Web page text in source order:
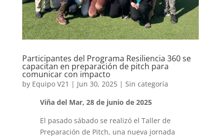
Participantes del Programa Resiliencia 360 se
capacitan en preparación de pitch para
comunicar con impacto
by Equipo V21 | Jun 30, 2025| Sin categoría
Viña del Mar, 28 de junio de 2025
El pasado sábado se realizó el Taller de
Preparación de Pitch, una nueva jornada